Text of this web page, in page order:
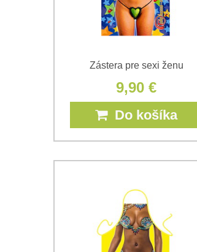
Zástera pre sexi ženu
9,90 €
Do košíka